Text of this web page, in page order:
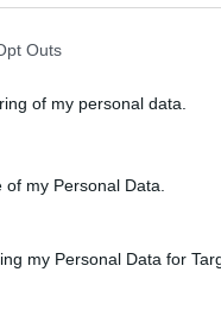
Outs
of my personal data.
my Personal Data.
my Personal Data for
και στο
«θα πάνε
μέλλον.
να
Λίβανο από
το άνοιγμα των